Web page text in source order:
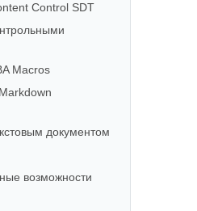
Control SDT
Macros
документом
возможности